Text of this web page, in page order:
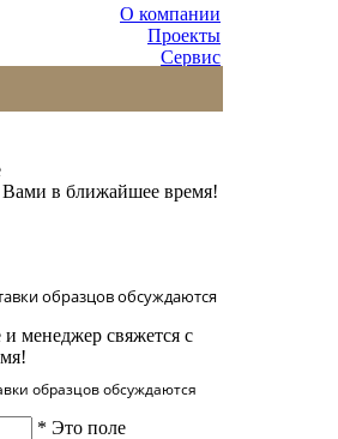
О компании
Проекты
Сервис
Вами в ближайшее время!
образцов обсуждаются
менеджер свяжется с
образцов обсуждаются
* Это поле